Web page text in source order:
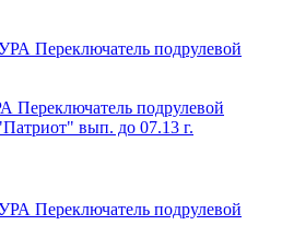
подрулевой
вып. до 07.13 г.